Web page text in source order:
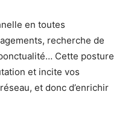
en toutes
recherche de
Cette posture
et incite vos
et donc d’enrichir